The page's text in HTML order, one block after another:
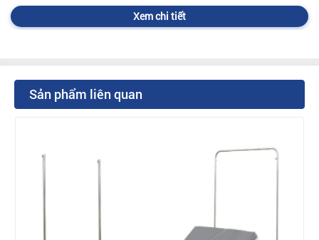
Xem chi tiết
Sản phẩm liên quan